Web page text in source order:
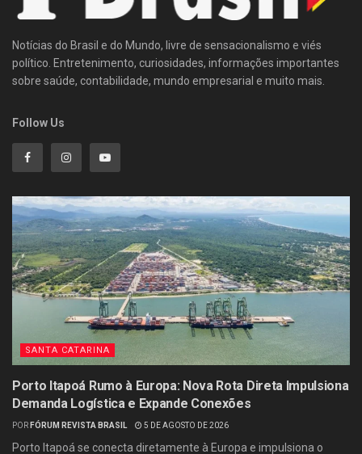
Notícias do Brasil e do Mundo, livre de sensacionalismo e viés
político. Entretenimento, curiosidades, informações importantes
sobre saúde, contabilidade, mundo empresarial e muito mais.
Follow Us
SANTA CATARINA
Porto Itapoá Rumo à Europa: Nova Rota Direta Impulsiona
Demanda Logística e Expande Conexões
POR FÓRUM REVISTA BRASIL 5 DE AGOSTO DE 2026
Porto Itapoá se conecta diretamente à Europa e impulsiona o